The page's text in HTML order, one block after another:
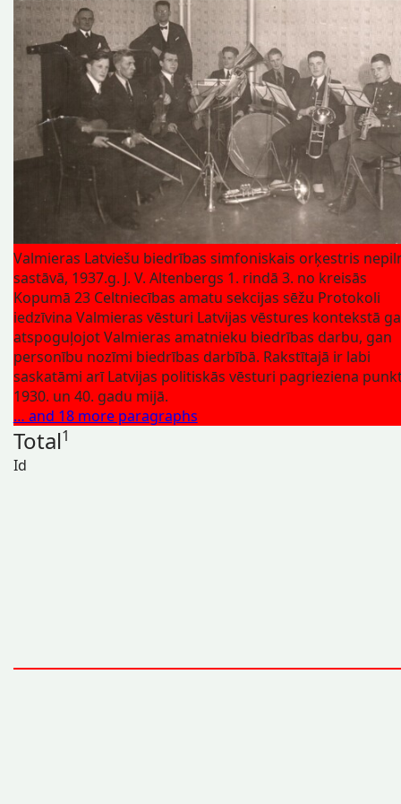
Valmieras Latviešu biedrības simfoniskais orķestris
sastāvā, 1937.g. J. V. Altenbergs 1. rindā 3. no kreisās
Kopumā 23 Celtniecības amatu sekcijas sēžu Protokoli
iedzīvina Valmieras vēsturi Latvijas vēstures kontekstā
atspoguļojot Valmieras amatnieku biedrības darbu, gan
personību nozīmi biedrības darbībā. Rakstītajā ir labi
saskatāmi arī Latvijas politiskās vēsturi pagrieziena
1930. un 40. gadu mijā.
… and 18 more paragraphs
Total1
Id